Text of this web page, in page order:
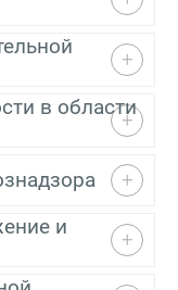
в области
и